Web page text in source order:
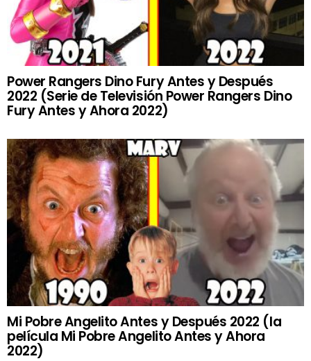
Power Rangers Dino Fury Antes y Después
2022 (Serie de Televisión Power Rangers Dino
Fury Antes y Ahora 2022)
Mi Pobre Angelito Antes y Después 2022 (la
película Mi Pobre Angelito Antes y Ahora
2022)